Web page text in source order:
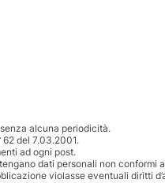
alcuna periodicità.
del 7.03.2001.
ad ogni post.
dati personali non conformi
violasse eventuali diritti